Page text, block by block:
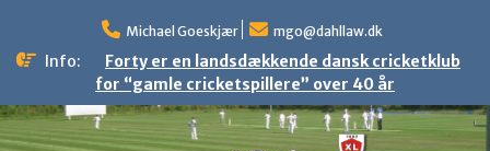
content
Michael Goeskjær mgo@dahllaw.dk
Info:
Forty er en landsdækkende dansk cricketklub
for “gamle cricketspillere” over 40 år